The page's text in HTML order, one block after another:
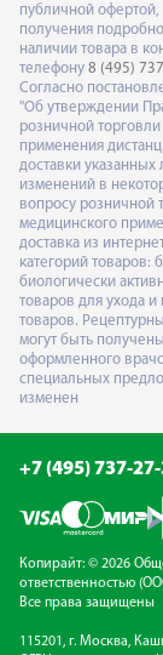
публичной
получения
наличии товара в
телефону 8 (495)
Согласно
"Об утверждении
розничной
применения
доставки
изменений в
вопросу розничной
медицинского
доставка из
категорий товаров:
биологически
товаров для ухода
товаров.
могут быть
оформленного
специальных
изменен
+7 (495) 737-
Копирайт: © 2026
ответственностью
Все права защищены
115201, г. Москва,